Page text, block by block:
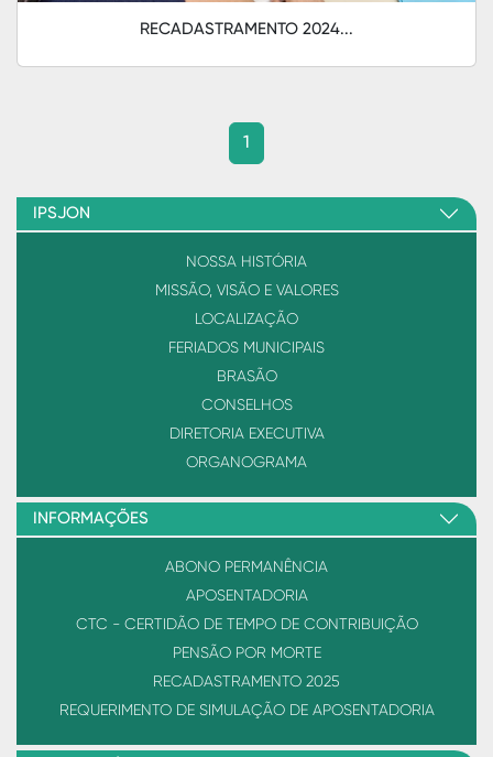
RECADASTRAMENTO 2024...
1
IPSJON
NOSSA HISTÓRIA
MISSÃO, VISÃO E VALORES
LOCALIZAÇÃO
FERIADOS MUNICIPAIS
BRASÃO
CONSELHOS
DIRETORIA EXECUTIVA
ORGANOGRAMA
INFORMAÇÕES
ABONO PERMANÊNCIA
APOSENTADORIA
CTC - CERTIDÃO DE TEMPO DE CONTRIBUIÇÃO
PENSÃO POR MORTE
RECADASTRAMENTO 2025
REQUERIMENTO DE SIMULAÇÃO DE APOSENTADORIA